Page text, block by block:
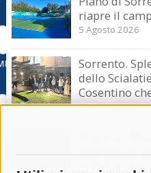
riapre il
5 Agosto 2026
Sorrento.
dello
Cosentino
5 Agosto 2026
Sorrento.
il suo ultimo